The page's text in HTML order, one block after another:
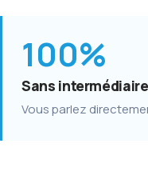
100%
Sans intermédiaire
Vous parlez